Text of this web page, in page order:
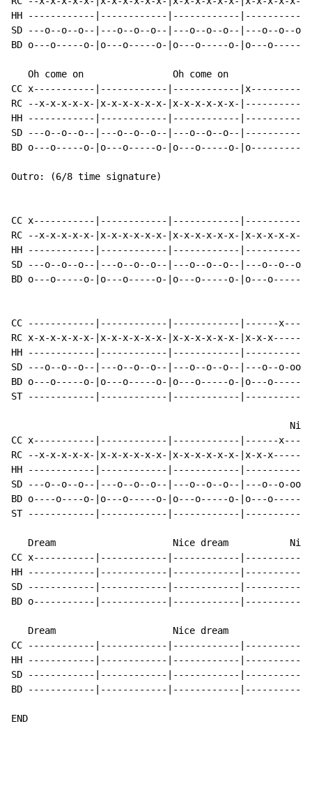
HH ------------|------------|------------
SD ---o--o--o--|---o--o--o--|---o--o--o--|---o--o--
BD o---o-----o-|o---o-----o-|o---o-----o-|o---o-----
   Oh come on                Oh come on
CC x-----------|------------|------------
RC --x-x-x-x-x-|x-x-x-x-x-x-|x-x-x-x-x-x-
HH ------------|------------|------------
SD ---o--o--o--|---o--o--o--|---o--o--o--
BD o---o-----o-|o---o-----o-|o---o-----o-
Outro: (6/8 time signature)
CC x-----------|------------|------------
RC --x-x-x-x-x-|x-x-x-x-x-x-|x-x-x-x-x-x-|x-x-x-x-x-
HH ------------|------------|------------
SD ---o--o--o--|---o--o--o--|---o--o--o--|---o--o--
BD o---o-----o-|o---o-----o-|o---o-----o-|o---o-----
CC ------------|------------|------------|------
RC x-x-x-x-x-x-|x-x-x-x-x-x-|x-x-x-x-x-x-|x-x-
HH ------------|------------|------------
SD ---o--o--o--|---o--o--o--|---o--o--o--|---o--o-
BD o---o-----o-|o---o-----o-|o---o-----o-|o---
ST ------------|------------|------------|----------
                                                  Nice
CC x-----------|------------|------------|------
RC --x-x-x-x-x-|x-x-x-x-x-x-|x-x-x-x-x-x-|x-x-
HH ------------|------------|------------
SD ---o--o--o--|---o--o--o--|---o--o--o--|---o--o-
BD o----o----o-|o---o-----o-|o---o-----o-|o---
ST ------------|------------|------------|----------
   Dream                     Nice dream           Nice
CC x-----------|------------|------------
HH ------------|------------|------------
SD ------------|------------|------------
BD o-----------|------------|------------
   Dream                     Nice dream
CC ------------|------------|------------
HH ------------|------------|------------
SD ------------|------------|------------
BD ------------|------------|------------
END